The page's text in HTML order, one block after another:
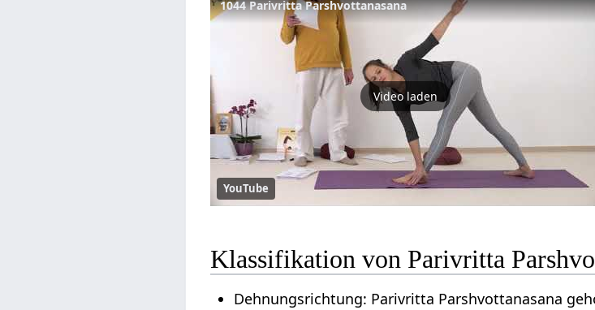
1044 Parivritta Parshvottanasana
Video laden
YouTube
Klassifikation von Parivritta
Dehnungsrichtung: Parivritta Parshvottanasana